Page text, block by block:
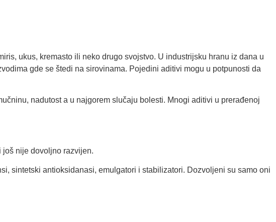
ukus, kremasto ili neko drugo svojstvo. U industrijsku hranu iz dana u
gde se štedi na sirovinama. Pojedini aditivi mogu u potpunosti da
nadutost a u najgorem slučaju bolesti. Mnogi aditivi u prerađenoj
još nije dovoljno razvijen.
sintetski antioksidanasi, emulgatori i stabilizatori. Dozvoljeni su samo oni